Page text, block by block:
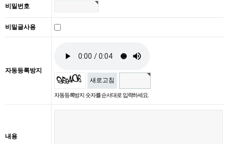
비밀번호
비밀글사용
자동등록방지
새로고침
자동등록방지 숫자를 순서대로 입력하세요.
내용